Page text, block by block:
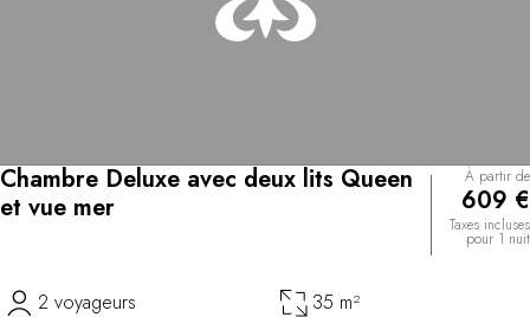
Chambre Deluxe avec deux lits Queen
et vue mer
À partir de
609 €
Taxes incluses
pour 1 nuit
2 voyageurs 35 m²